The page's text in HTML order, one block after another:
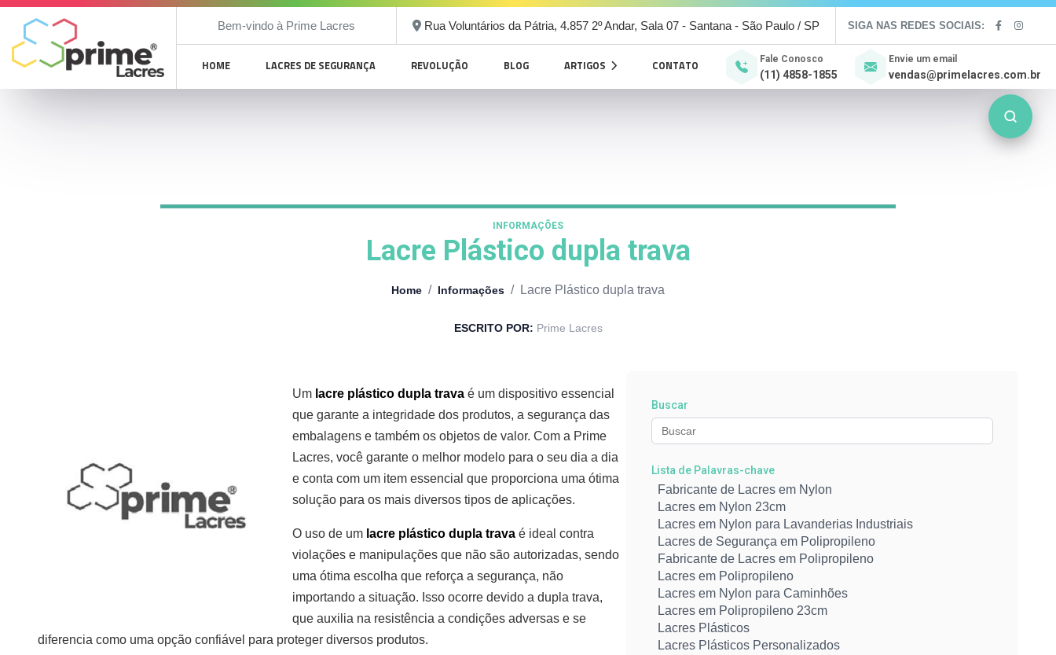
Bem-vindo à Prime Lacres Rua Voluntários da Pátria, 4.857 2º Andar, Sala 07 - Santana - São Paulo / SP SIGA NAS REDES SOCIAIS:
HOME LACRES DE SEGURANÇA REVOLUÇÃO BLOG ARTIGOS CONTATO Fale Conosco
(11) 4858-1855
Envie um email
vendas@primelacres.com.br
INFORMAÇÕES
Lacre Plástico dupla trava
Home / Informações / Lacre Plástico dupla trava
ESCRITO POR: Prime Lacres
Um lacre plástico dupla trava é um dispositivo essencial
que garante a integridade dos produtos, a segurança das
embalagens e também os objetos de valor. Com a Prime
Lacres, você garante o melhor modelo para o seu dia a dia
e conta com um item essencial que proporciona uma ótima
solução para os mais diversos tipos de aplicações.
O uso de um lacre plástico dupla trava é ideal contra
violações e manipulações que não são autorizadas, sendo
uma ótima escolha que reforça a segurança, não
importando a situação. Isso ocorre devido a dupla trava,
que auxilia na resistência a condições adversas e se
diferencia como uma opção confiável para proteger diversos produtos.
Buscar
Lista de Palavras-chave
Fabricante de Lacres em Nylon
Lacres em Nylon 23cm
Lacres em Nylon para Lavanderias Industriais
Lacres de Segurança em Polipropileno
Fabricante de Lacres em Polipropileno
Lacres em Polipropileno
Lacres em Nylon para Caminhões
Lacres em Polipropileno 23cm
Lacres Plásticos
Lacres Plásticos Personalizados